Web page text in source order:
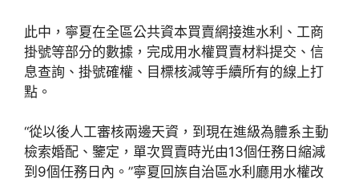
此中，寧夏在全區公共資本買賣網接進水利、工商
掛號等部分的數據，完成用水權買賣材料提交、信
息查詢、掛號確權、目標核減等手續所有的線上打
點。
“從以後人工審核兩邊天資，到現在進級為體系主動
檢索婚配、鑒定，單次買賣時光由13個任務日縮減
到9個任務日內。”寧夏回族自治區水利廳用水權改